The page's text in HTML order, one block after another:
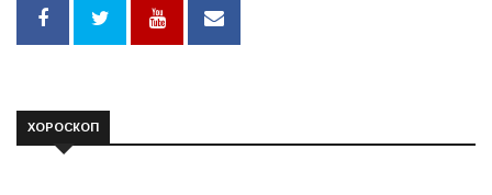
ХОРОСКОП